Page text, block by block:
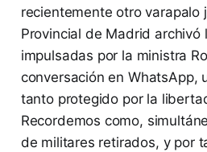
recientemente otro varapalo
Provincial de Madrid archivó
impulsadas por la ministra
conversación en WhatsApp,
tanto protegido por la
Recordemos como,
de militares retirados, y por